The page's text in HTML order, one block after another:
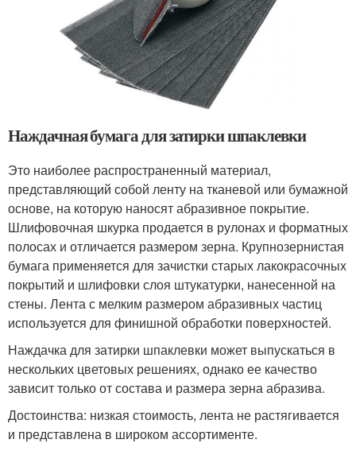
Наждачная бумага для затирки шпаклевки
Это наиболее распространенный материал,
представляющий собой ленту на тканевой или бумажной
основе, на которую наносят абразивное покрытие.
Шлифовочная шкурка продается в рулонах и форматных
полосах и отличается размером зерна. Крупнозернистая
бумага применяется для зачистки старых лакокрасочных
покрытий и шлифовки слоя штукатурки, нанесенной на
стены. Лента с мелким размером абразивных частиц
используется для финишной обработки поверхностей.
Наждачка для затирки шпаклевки может выпускаться в
нескольких цветовых решениях, однако ее качество
зависит только от состава и размера зерна абразива.
Достоинства: низкая стоимость, лента не растягивается
и представлена в широком ассортименте.